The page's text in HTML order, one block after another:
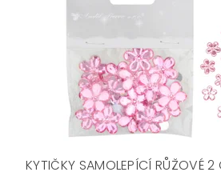
KYTIČKY SAMOLEPÍCÍ RŮŽOVÉ